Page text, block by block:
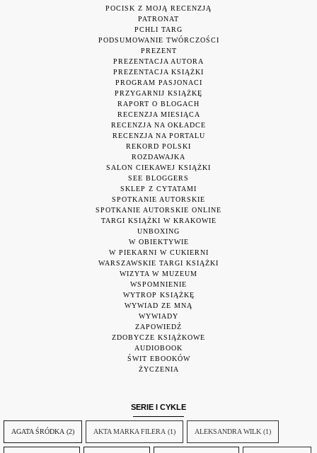
POCISK Z MOJĄ RECENZJĄ
PATRONAT
PCHLI TARG
PODSUMOWANIE TWÓRCZOŚCI
PREZENT
PREZENTACJA AUTORA
PREZENTACJA KSIĄŻKI
PROGRAM PASJONACI
PRZYGARNIJ KSIĄŻKĘ
RAPORT O BLOGACH
RECENZJA MIESIĄCA
RECENZJA NA OKŁADCE
RECENZJA NA PORTALU
REKORD POLSKI
ROZDAWAJKA
SALON CIEKAWEJ KSIĄŻKI
SEE BLOGGERS
SKLEP Z CYTATAMI
SPOTKANIE AUTORSKIE
SPOTKANIE AUTORSKIE ONLINE
TARGI KSIĄŻKI W KRAKOWIE
UNBOXING
W OBIEKTYWIE
W PIEKARNI W CUKIERNI
WARSZAWSKIE TARGI KSIĄŻKI
WIZYTA W MUZEUM
WSPOMNIENIE
WYTROP KSIĄŻKĘ
WYWIAD ZE MNĄ
WYWIADY
ZAPOWIEDŹ
ZDOBYCZE KSIĄŻKOWE
AUDIOBOOK
ŚWIT EBOOKÓW
ŻYCZENIA
SERIE I CYKLE
AGATA ŚRÓDKA (2) AKTA MARKA FILERA (1) ALEKSANDRA WILK (1)